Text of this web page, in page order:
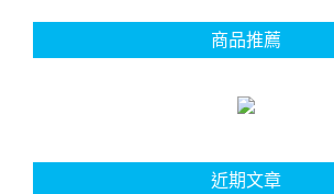
商品推薦
近期文章